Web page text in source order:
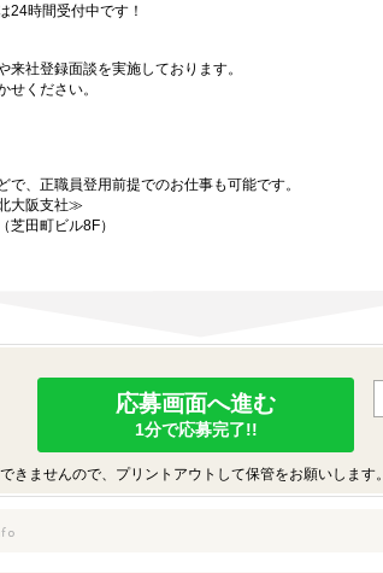
時間受付中です！
来社登録面談を実施しております。
せください。
、正職員登用前提でのお仕事も可能です。
大阪支社≫
芝田町ビル8F）
応募画面へ進む
1分で応募完了!!
きませんので、プリントアウトして保管をお願いします。